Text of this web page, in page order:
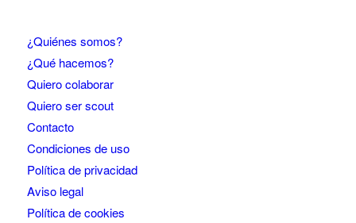
¿Quiénes somos?
¿Qué hacemos?
Quiero colaborar
Quiero ser scout
Contacto
Condiciones de uso
Política de privacidad
Aviso legal
Política de cookies